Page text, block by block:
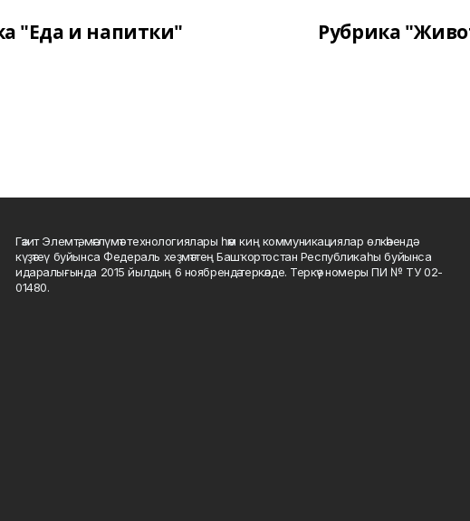
"Еда и напитки" Рубрика
Гәзит Элемтә, мәғлүмәт технологиялары һәм киң коммуникациялар өлкәһендә
күҙәтеү буйынса Федераль хеҙмәттең Башҡортостан Республикаһы буйынса
идаралығында 2015 йылдың 6 ноябрендә теркәлде. Теркәү номеры ПИ № ТУ 02-
01480.